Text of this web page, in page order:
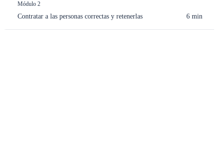
Módulo 2
Contratar a las personas correctas y retenerlas 6 min